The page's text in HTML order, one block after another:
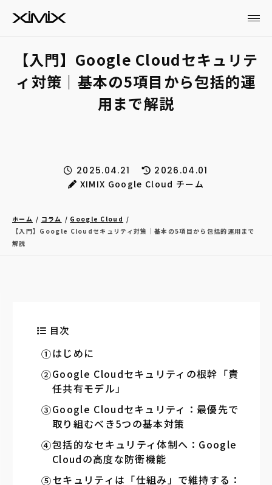
【入門】Google Cloudセキュリテ
ィ対策｜基本の5項目から包括的運
用まで解説
2025.04.21
2026.04.01
XIMIX Google Cloud チーム
ホーム コラム
Google Cloud
【入門】Google Cloudセキュリティ対策｜基本の5項目から包括的運用まで
解説
目次
はじめに
Google Cloudセキュリティの根幹「責
任共有モデル」
Google Cloudセキュリティ：最優先で
取り組むべき5つの基本対策
包括的なセキュリティ体制へ：Google
Cloudの高度な防衛機能
セキュリティは「仕組み」で維持する：